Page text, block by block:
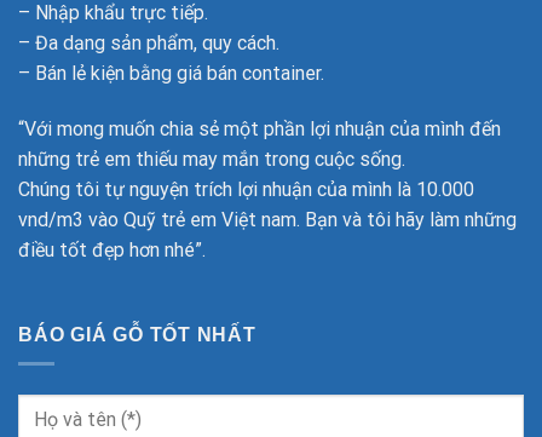
– Nhập khẩu trực tiếp.
– Đa dạng sản phẩm, quy cách.
– Bán lẻ kiện bằng giá bán container.
“Với mong muốn chia sẻ một phần lợi nhuận của mình đến
những trẻ em thiếu may mắn trong cuộc sống.
Chúng tôi tự nguyện trích lợi nhuận của mình là 10.000
vnd/m3 vào Quỹ trẻ em Việt nam. Bạn và tôi hãy làm những
điều tốt đẹp hơn nhé”.
BÁO GIÁ GỖ TỐT NHẤT